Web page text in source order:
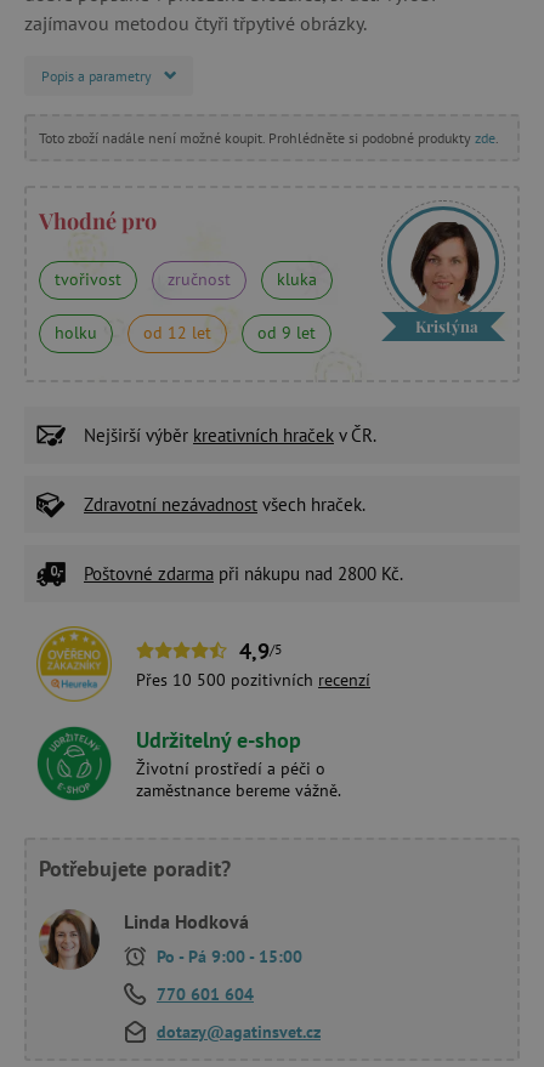
zajímavou metodou čtyři třpytivé obrázky.
Popis a parametry
Toto zboží nadále není možné koupit. Prohlédněte si podobné produkty zde
Vhodné pro
tvořivost zručnost kluka
holku od 12 let od 9 let Kristýna
Nejširší výběr kreativních hraček v ČR.
Zdravotní nezávadnost všech hraček.
Poštovné zdarma při nákupu nad 2800 Kč.
4,9/5
Přes 10 500 pozitivních recenzí
Udržitelný e-shop
Životní prostředí a péči o
zaměstnance bereme vážně.
Potřebujete poradit?
Linda Hodková
Po - Pá 9:00 - 15:00
770 601 604
dotazy@agatinsvet.cz